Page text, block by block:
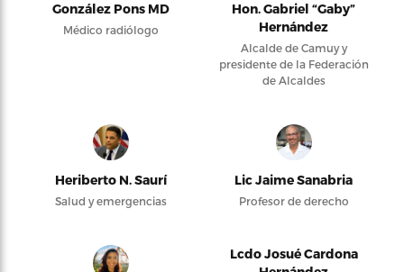
González Pons MD
Médico radiólogo
Hon. Gabriel “Gaby”
Hernández
Alcalde de Camuy y
presidente de la Federación
de Alcaldes
Heriberto N. Saurí
Salud y emergencias
Lic Jaime Sanabria
Profesor de derecho
Lcdo Josué Cardona